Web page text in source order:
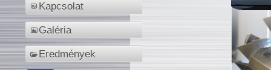
Kapcsolat
Galéria
Eredmények